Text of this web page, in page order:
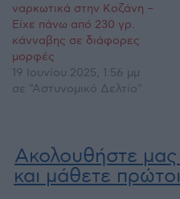
ναρκωτικά στην Κοζάνη –
Είχε πάνω από 230 γρ.
κάνναβης σε διάφορες
μορφές
19 Ιουνίου 2025, 1:56 μμ
σε "Αστυνομικό Δελτίο"
Ακολουθήστε
και μάθετε